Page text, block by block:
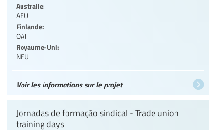
Australie:
AEU
Finlande:
OAJ
Royaume-Uni:
NEU
Voir les informations sur le projet
Jornadas de formação sindical - Trade union
training days